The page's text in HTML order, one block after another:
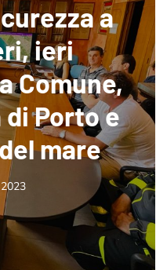
a
ieri
Comune,
Porto e
mare